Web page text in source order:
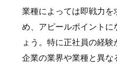
業種によっては即戦力を
め、アピールポイントに
ょう。特に正社員の経
企業の業界や業種と異な